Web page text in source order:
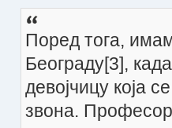
Поред тога,
Београду[3],
девојчицу која
звона. Професор